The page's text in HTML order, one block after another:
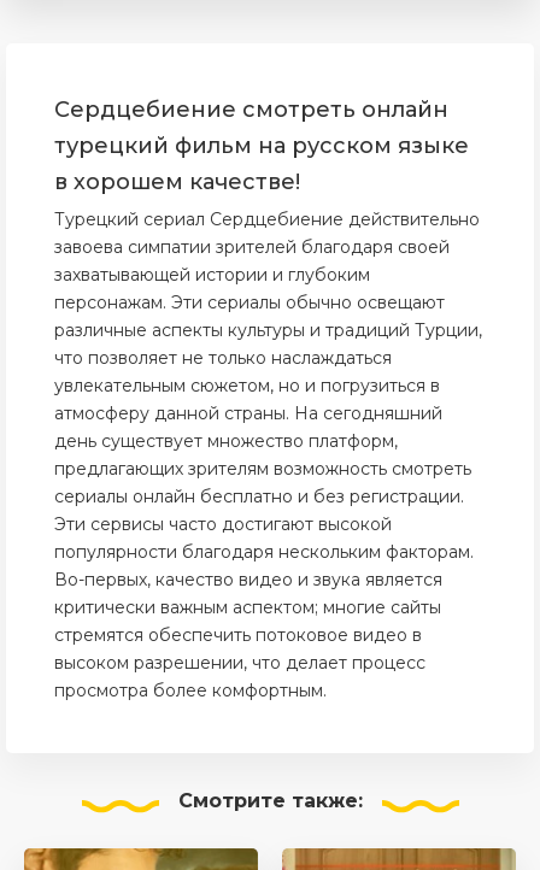
Сердцебиение смотреть онлайн
турецкий фильм на русском языке
в хорошем качестве!
Турецкий сериал Сердцебиение действительно
завоева симпатии зрителей благодаря своей
захватывающей истории и глубоким
персонажам. Эти сериалы обычно освещают
различные аспекты культуры и традиций Турции,
что позволяет не только наслаждаться
увлекательным сюжетом, но и погрузиться в
атмосферу данной страны. На сегодняшний
день существует множество платформ,
предлагающих зрителям возможность смотреть
сериалы онлайн бесплатно и без регистрации.
Эти сервисы часто достигают высокой
популярности благодаря нескольким факторам.
Во-первых, качество видео и звука является
критически важным аспектом; многие сайты
стремятся обеспечить потоковое видео в
высоком разрешении, что делает процесс
просмотра более комфортным.
Смотрите также: